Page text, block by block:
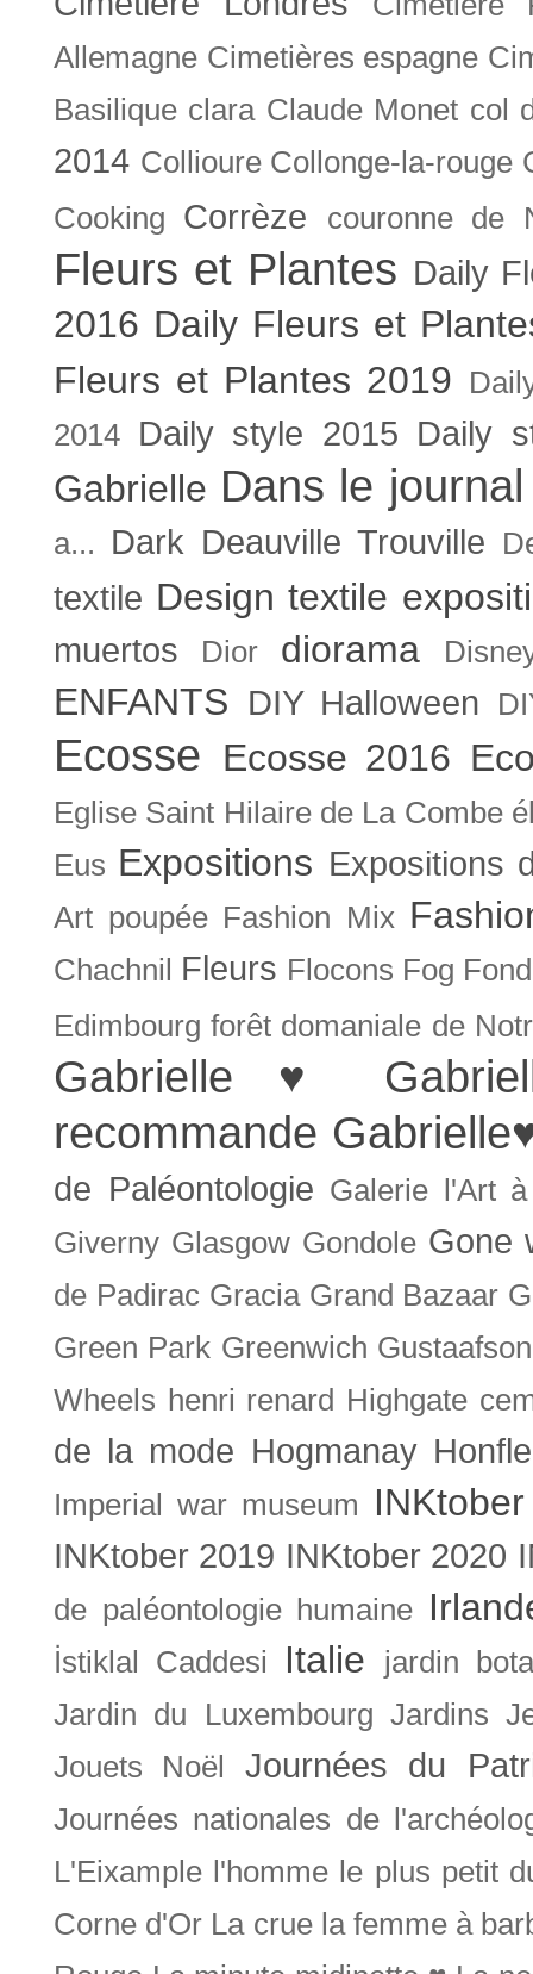
Allemagne Cimetières espagne
Basilique clara Claude Monet col
2014 Collioure Collonge-la-rouge
Cooking
Corrèze couronne de
Fleurs et Plantes Daily
2016 Daily Fleurs et
Fleurs et Plantes 2019
2014
Daily style 2015 Daily
Gabrielle Dans le journal
a... Dark Deauville Trouville
textile Design textile
muertos Dior diorama
ENFANTS DIY Halloween
Ecosse Ecosse 2016
Eglise Saint Hilaire de La Combe
Eus Expositions Expositions
Art poupée Fashion Mix
Chachnil Fleurs Flocons Fog
Edimbourg forêt domaniale de
Gabrielle ♥
recommande
de Paléontologie Galerie l'Art
Giverny Glasgow Gondole Gone
de Padirac Gracia Grand Bazaar
Green Park Greenwich Gustaafson
Wheels henri renard Highgate
de la mode Hogmanay
Imperial war museum INKtober
INKtober 2019 INKtober 2020
de paléontologie humaine
İstiklal Caddesi Italie
jardin
Jardin du Luxembourg Jardins
Jouets Noël
Journées du
Journées nationales de
L'Eixample l'homme le plus petit
Corne d'Or La crue la femme à